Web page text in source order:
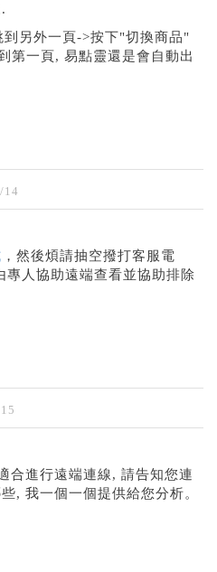
另外一頁->按下"切換商品"
第一頁, 易點靈還是會自動出
14
，然後煩請抽空撥打客服電
人協助遠端查看並協助排除
合進行遠端連線, 請告知您連
, 我一個一個提供給您分析。